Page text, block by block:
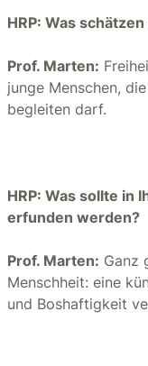
HRP: Was
Prof. Marten:
junge Menschen,
begleiten darf.
HRP: Was sollte in
erfunden werden?
Prof. Marten: Ganz
Menschheit: eine
und Boshaftigkeit